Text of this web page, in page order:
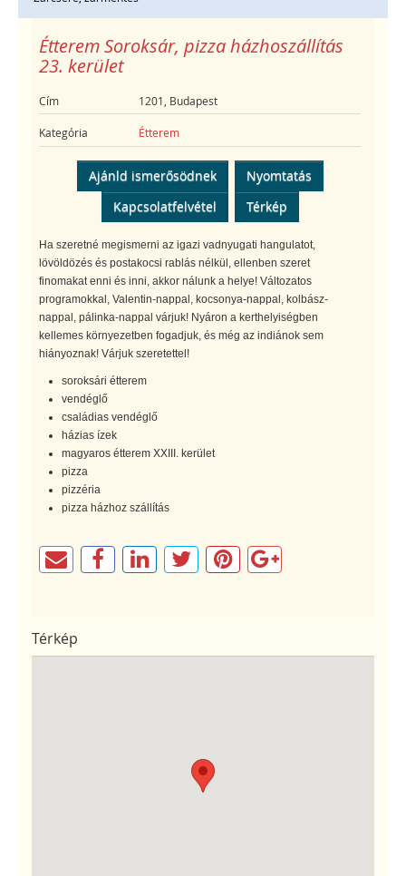
Étterem Soroksár, pizza házhoszállítás
23. kerület
Cím 1201, Budapest
Kategória Étterem
Ajánld ismerősödnek
Nyomtatás
Kapcsolatfelvétel
Térkép
Ha szeretné megismerni az igazi vadnyugati hangulatot,
lövöldözés és postakocsi rablás nélkül, ellenben szeret
finomakat enni és inni, akkor nálunk a helye! Változatos
programokkal, Valentin-nappal, kocsonya-nappal, kolbász-
nappal, pálinka-nappal várjuk! Nyáron a kerthelyiségben
kellemes környezetben fogadjuk, és még az indiánok sem
hiányoznak! Várjuk szeretettel!
soroksári étterem
vendéglő
családias vendéglő
házias ízek
magyaros étterem XXIII. kerület
pizza
pizzéria
pizza házhoz szállítás
Térkép